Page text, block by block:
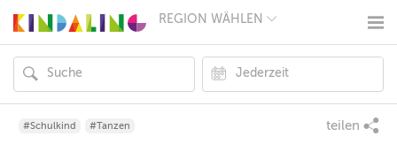
REGION WÄHLEN
MÜNCHEN
HAMBURG
FRANKFURT
KÖLN
#Schulkind #Tanzen teilen